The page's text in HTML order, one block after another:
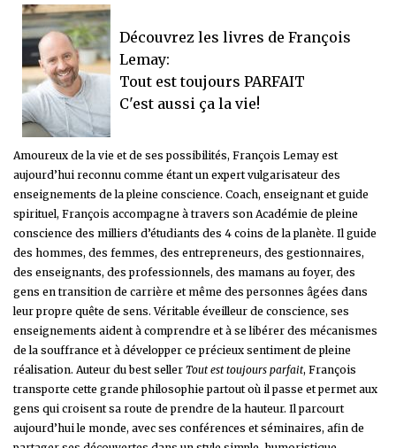
Découvrez les livres de François
Lemay:
Tout est toujours PARFAIT
C'est aussi ça la vie!
Amoureux de la vie et de ses possibilités, François Lemay est
aujourd’hui reconnu comme étant un expert vulgarisateur des
enseignements de la pleine conscience. Coach, enseignant et guide
spirituel, François accompagne à travers son Académie de pleine
conscience des milliers d’étudiants des 4 coins de la planète. Il guide
des hommes, des femmes, des entrepreneurs, des gestionnaires,
des enseignants, des professionnels, des mamans au foyer, des
gens en transition de carrière et même des personnes âgées dans
leur propre quête de sens. Véritable éveilleur de conscience, ses
enseignements aident à comprendre et à se libérer des mécanismes
de la souffrance et à développer ce précieux sentiment de pleine
réalisation. Auteur du best seller Tout est toujours parfait, François
transporte cette grande philosophie partout où il passe et permet aux
gens qui croisent sa route de prendre de la hauteur. Il parcourt
aujourd’hui le monde, avec ses conférences et séminaires, afin de